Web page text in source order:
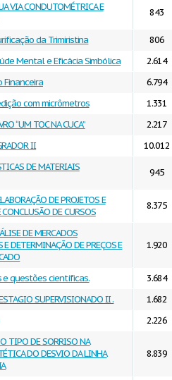
VIA CONDUTOMÉTRICA E
843
da Trimiristina
806
Mental e Eficácia Simbólica
2.614
Financeira
6.794
com micrômetros
1.331
“UM TOC NA CUCA”
2.217
II 10.012
DE MATERIAIS
945
DE PROJETOS E
DE CURSOS
8.375
DE MERCADOS
DETERMINAÇÃO DE PREÇOS E
1.920
e questões científicas.
3.684
SUPERVISIONADO II .
1.682
2.226
TIPO DE SORRISO NA
DO DESVIO DA LINHA
8.839